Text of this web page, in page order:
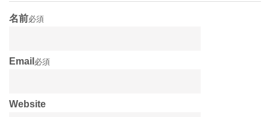
名前必須
Email 必須
Website